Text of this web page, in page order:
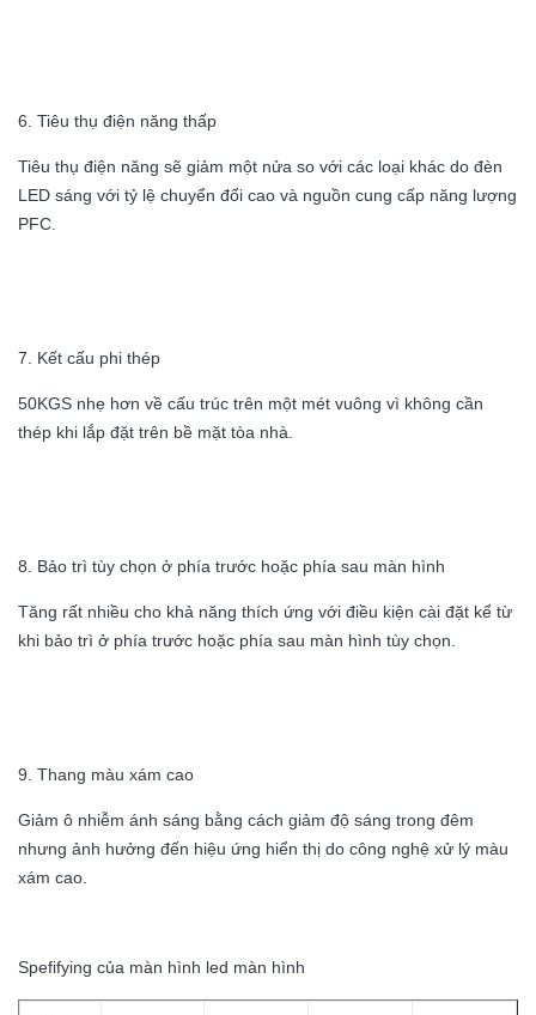
6. Tiêu thụ điện năng thấp
Tiêu thụ điện năng sẽ giảm một nửa so với các loại khác do đèn
LED sáng với tỷ lệ chuyển đổi cao và nguồn cung cấp năng lượng
PFC.
7. Kết cấu phi thép
50KGS nhẹ hơn về cấu trúc trên một mét vuông vì không cần
thép khi lắp đặt trên bề mặt tòa nhà.
8. Bảo trì tùy chọn ở phía trước hoặc phía sau màn hình
Tăng rất nhiều cho khả năng thích ứng với điều kiện cài đặt kể từ
khi bảo trì ở phía trước hoặc phía sau màn hình tùy chọn.
9. Thang màu xám cao
Giảm ô nhiễm ánh sáng bằng cách giảm độ sáng trong đêm
nhưng ảnh hưởng đến hiệu ứng hiển thị do công nghệ xử lý màu
xám cao.
Spefifying của màn hình led màn hình